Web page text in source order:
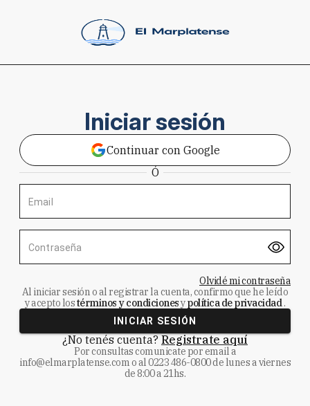
Iniciar sesión
Continuar con Google
Ó
Email
Contraseña
Olvidé mi contraseña
Al iniciar sesión o al registrar la cuenta, confirmo que he leído
y acepto lostérminos y condicionesypolítica de privacidad.
INICIAR SESIÓN
¿No tenés cuenta? Registrate aquí
Por consultas comunicate por email a
info@elmarplatense.como al0223 486-0800de lunes a viernes
de 8:00 a 21hs.